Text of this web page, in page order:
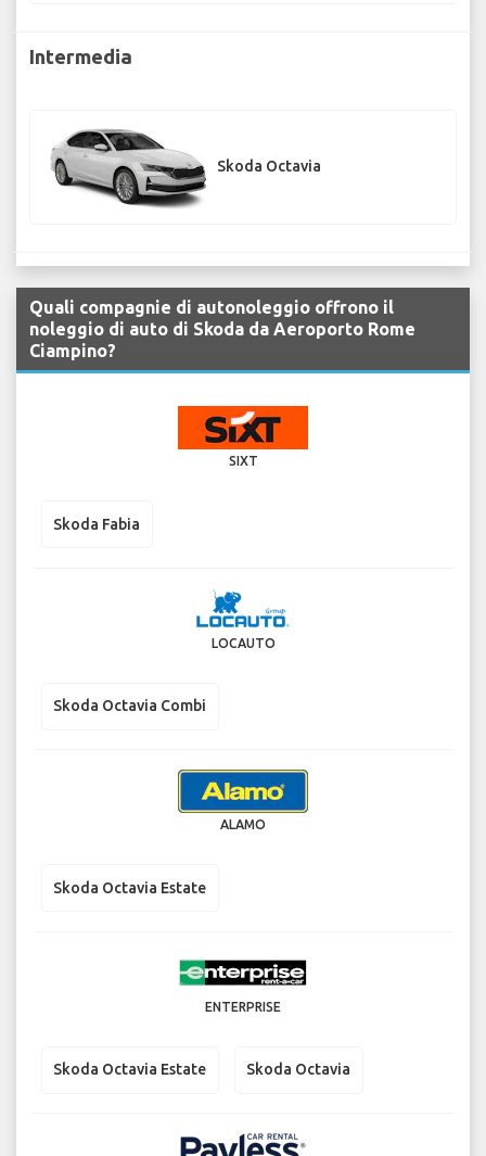
Intermedia
Skoda Octavia
Quali compagnie di autonoleggio offrono il
noleggio di auto di Skoda da Aeroporto Rome
Ciampino?
SIXT
Skoda Fabia
LOCAUTO
Skoda Octavia Combi
ALAMO
Skoda Octavia Estate
ENTERPRISE
Skoda Octavia Estate Skoda Octavia